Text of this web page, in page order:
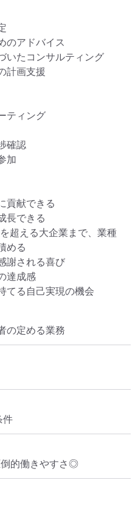
のアドバイス
いたコンサルティング
計画支援
ティング
確認
加
貢献できる
長できる
超える大企業まで、業種
める
謝される喜び
達成感
てる自己実現の機会
の定める業務
件
的働きやすさ◎